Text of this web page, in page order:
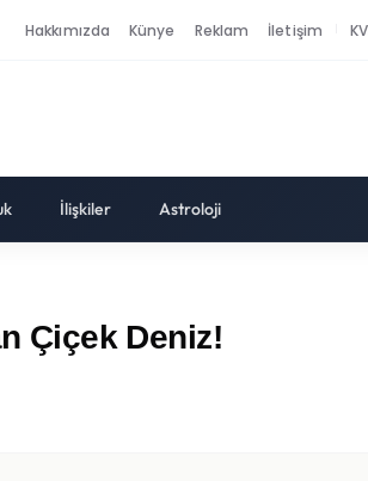
Hakkımızda Künye Reklam İletişim
İlişkiler Astroloji
Çiçek Deniz!